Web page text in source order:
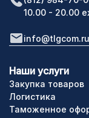
10.00 - 20.00
info@tlgcom.ru
Закупка товаров
Наши услуги
Логистика
Таможенное